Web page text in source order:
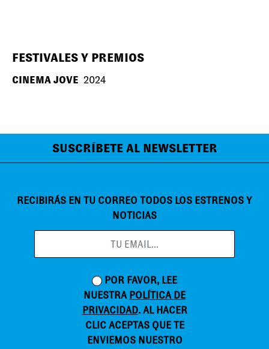
FESTIVALES Y PREMIOS
CINEMA JOVE 2024
SUSCRÍBETE AL NEWSLETTER
RECIBIRÁS EN TU CORREO TODOS LOS ESTRENOS Y
NOTICIAS
POR FAVOR, LEE
NUESTRA POLÍTICA DE
PRIVACIDAD. AL HACER
CLIC ACEPTAS QUE TE
ENVIEMOS NUESTRO